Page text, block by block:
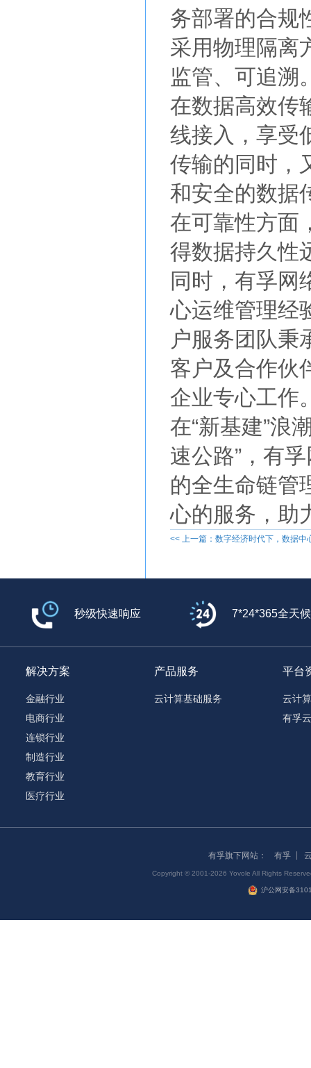
务部署的合规
采用物理隔离
监管、可追溯
在数据高效传
线接入，享受
传输的同时，
和安全的数据
在可靠性方面
得数据持久性
同时，有孚网
心运维管理经
户服务团队秉
客户及合作伙
企业专心工作
在“新基建”浪
速公路”，有
的全生命链管
心的服务，助
<< 上一篇：数字经济时代下，数据中
秒级快速响应 7*24*365全天
解决方案
金融行业
电商行业
连锁行业
制造行业
教育行业
医疗行业
产品服务
云计算基础服务
平台
云计
有孚云
有孚旗下网站： 有孚
Copyright © 2001-2026 Yovole All Rights
沪公网安备